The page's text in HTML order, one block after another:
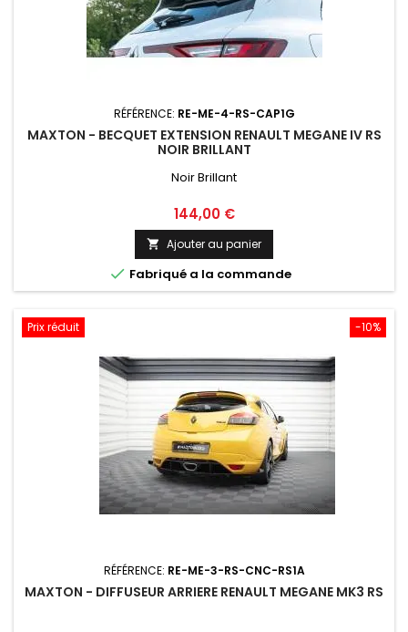
RÉFÉRENCE: RE-ME-4-RS-CAP1G
MAXTON - BECQUET EXTENSION RENAULT MEGANE IV RS
NOIR BRILLANT
Noir Brillant
Prix
144,00 €
 Ajouter au panier
 Fabriqué a la commande
-10%
Prix réduit
RÉFÉRENCE: RE-ME-3-RS-CNC-RS1A
MAXTON - DIFFUSEUR ARRIERE RENAULT MEGANE MK3 RS